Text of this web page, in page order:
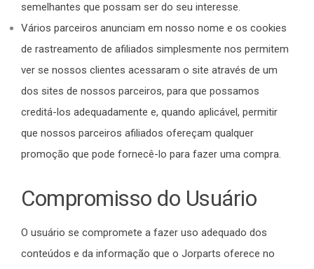
semelhantes que possam ser do seu interesse.
Vários parceiros anunciam em nosso nome e os cookies
de rastreamento de afiliados simplesmente nos permitem
ver se nossos clientes acessaram o site através de um
dos sites de nossos parceiros, para que possamos
creditá-los adequadamente e, quando aplicável, permitir
que nossos parceiros afiliados ofereçam qualquer
promoção que pode fornecê-lo para fazer uma compra.
Compromisso do Usuário
O usuário se compromete a fazer uso adequado dos
conteúdos e da informação que o Jorparts oferece no